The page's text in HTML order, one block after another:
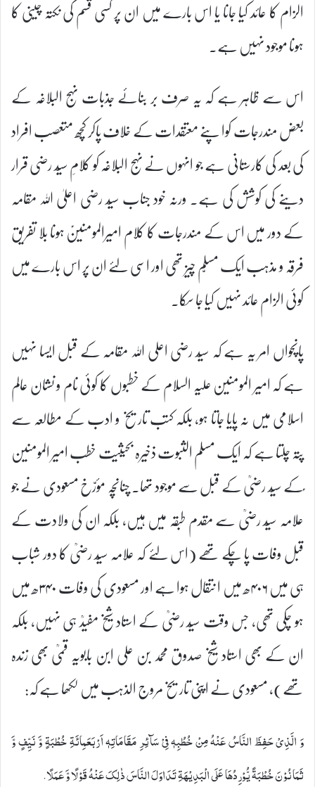
الزام کا عائد کیا جانا یا اس بارے میں ان پر کسی قسم کی نکتہ چینی کا
ہونا موجود نہیں ہے۔
اس سے ظاہر ہے کہ یہ صرف بر بنائے جذبات نہج البلاغہ کے
بعض مندرجات کوا پنے معتقدات کے خلاف پاکر کچھ متعصب افراد
کی بعد کی کارستانی ہے جو انہوں نے نہج البلاغہ کو کلامِ سیّد رضی قرار
دینے کی کوشش کی ہے۔ ورنہ خود جناب سیّد رضی اعلیٰ اللہ مقامہ
کے دور میں اس کے مندرجات کا کلام امیرالمومنینؑ ہونا بلا تفریق
فرقہ و مذہب ایک مسلّم چیز تھی اور اسی لئے ان پر اس بارے میں
کوئی الزام عائد نہیں کیا جا سکا۔
پانچواں امر یہ ہے کہ سیّد رضی اعلی اللہ مقامہ کے قبل ایسا نہیں
ہے کہ امیر المومنین علیہ السلام کے خطبوں کا کوئی نام و نشان عالم
اسلامی میں نہ پایا جاتا ہو، بلکہ کتب تاریخ و ادب کے مطالعہ سے
پتہ چلتا ہے کہ ایک مسلم الثبوت ذخیرہ بحیثیت خطب امیر المومنین
ؑکے سیّد رضیؒ کے قبل سے موجود تھا۔ چنانچہ مؤرّخ مسعودی نے جو
علامہ سیّد رضیؒ سے مقدم طبقہ میں ہیں، بلکہ ان کی ولادت کے
قبل وفات پا چکے تھے (اس لئے کہ علامہ سیّد رضیؒ کا دور شباب
ہی میں ۴۰۶ھ میں ا نتقال ہوا ہے اور مسعودی کی وفات ۳۴۰ھ میں
ہو چکی تھی، جس وقت سیّد رضیؒ کے استاد شیخ مفیدؒ ہی نہیں، بلکہ
ان کے بھی استاد شیخ صدوق محمد بن علی ابن بابویہ قمیؒ بھی زندہ
تھے)، مسعودی نے اپنی تاریخ مروج الذہب میں لکھا ہے کہ:
وَ الَّذِیْ حَفِظَ النَّاسُ عَنْہُ مِنْ خُطُبِہٖ فِیْ سَآئِرِ مَقَامَاتِہٖ اَرْبَعَمِائَۃِ خُطْبَۃٍ وَّ نَیِّفٍ وَّ
ثَمَانُوْنَ خُطْبَۃً یُّوْرِدُھَا عَلَی الْبَدِیْھَۃِ تَدَاوَلَ النَّاسَ ذٰلِکَ عَنْہُ قَوْلًا وَّ عَمَلًا.